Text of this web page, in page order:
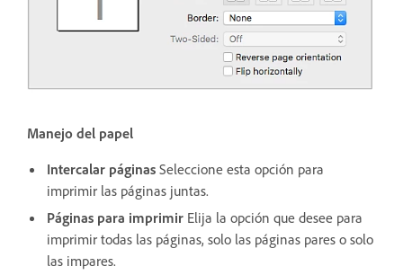
Manejo del papel
Intercalar páginas Seleccione esta opción para
imprimir las páginas juntas.
Páginas para imprimir Elija la opción que desee para
imprimir todas las páginas, solo las páginas pares o solo
las impares.